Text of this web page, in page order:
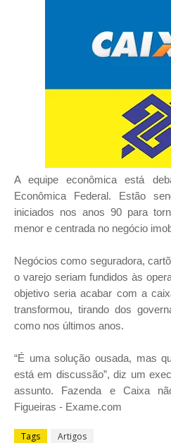
A equipe econômica está
Econômica Federal. Estão
iniciados nos anos 90 para
menor e centrada no negócio
Negócios como seguradora,
o varejo seriam fundidos às
objetivo seria acabar com a
transformou, tirando dos
como nos últimos anos.
“É uma solução ousada, mas
está em discussão”, diz um
assunto. Fazenda e Caixa
Figueiras - Exame.com
Tags Artigos